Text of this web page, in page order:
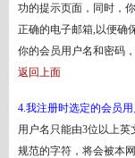
功的提示页面，同时，
正确的电子邮箱,以便确
你的会员用户名和密码
返回上面
4.我注册时选定的会员
用户名只能由3位以上英
规范的字符，将会被本